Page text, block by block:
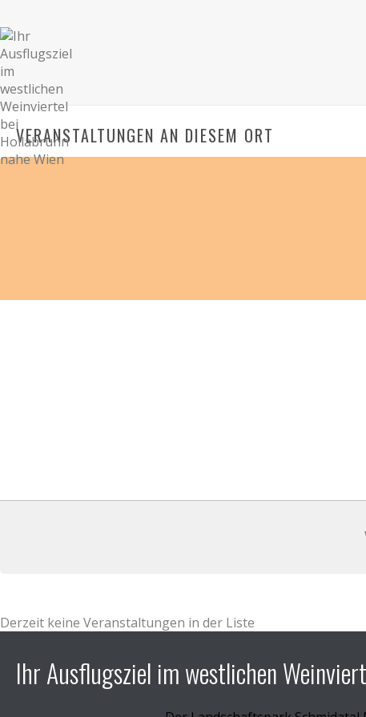
VERANSTALTUNGEN AN DIESEM ORT
Derzeit keine Veranstaltungen in der Liste
Ihr Ausflugsziel im westlichen